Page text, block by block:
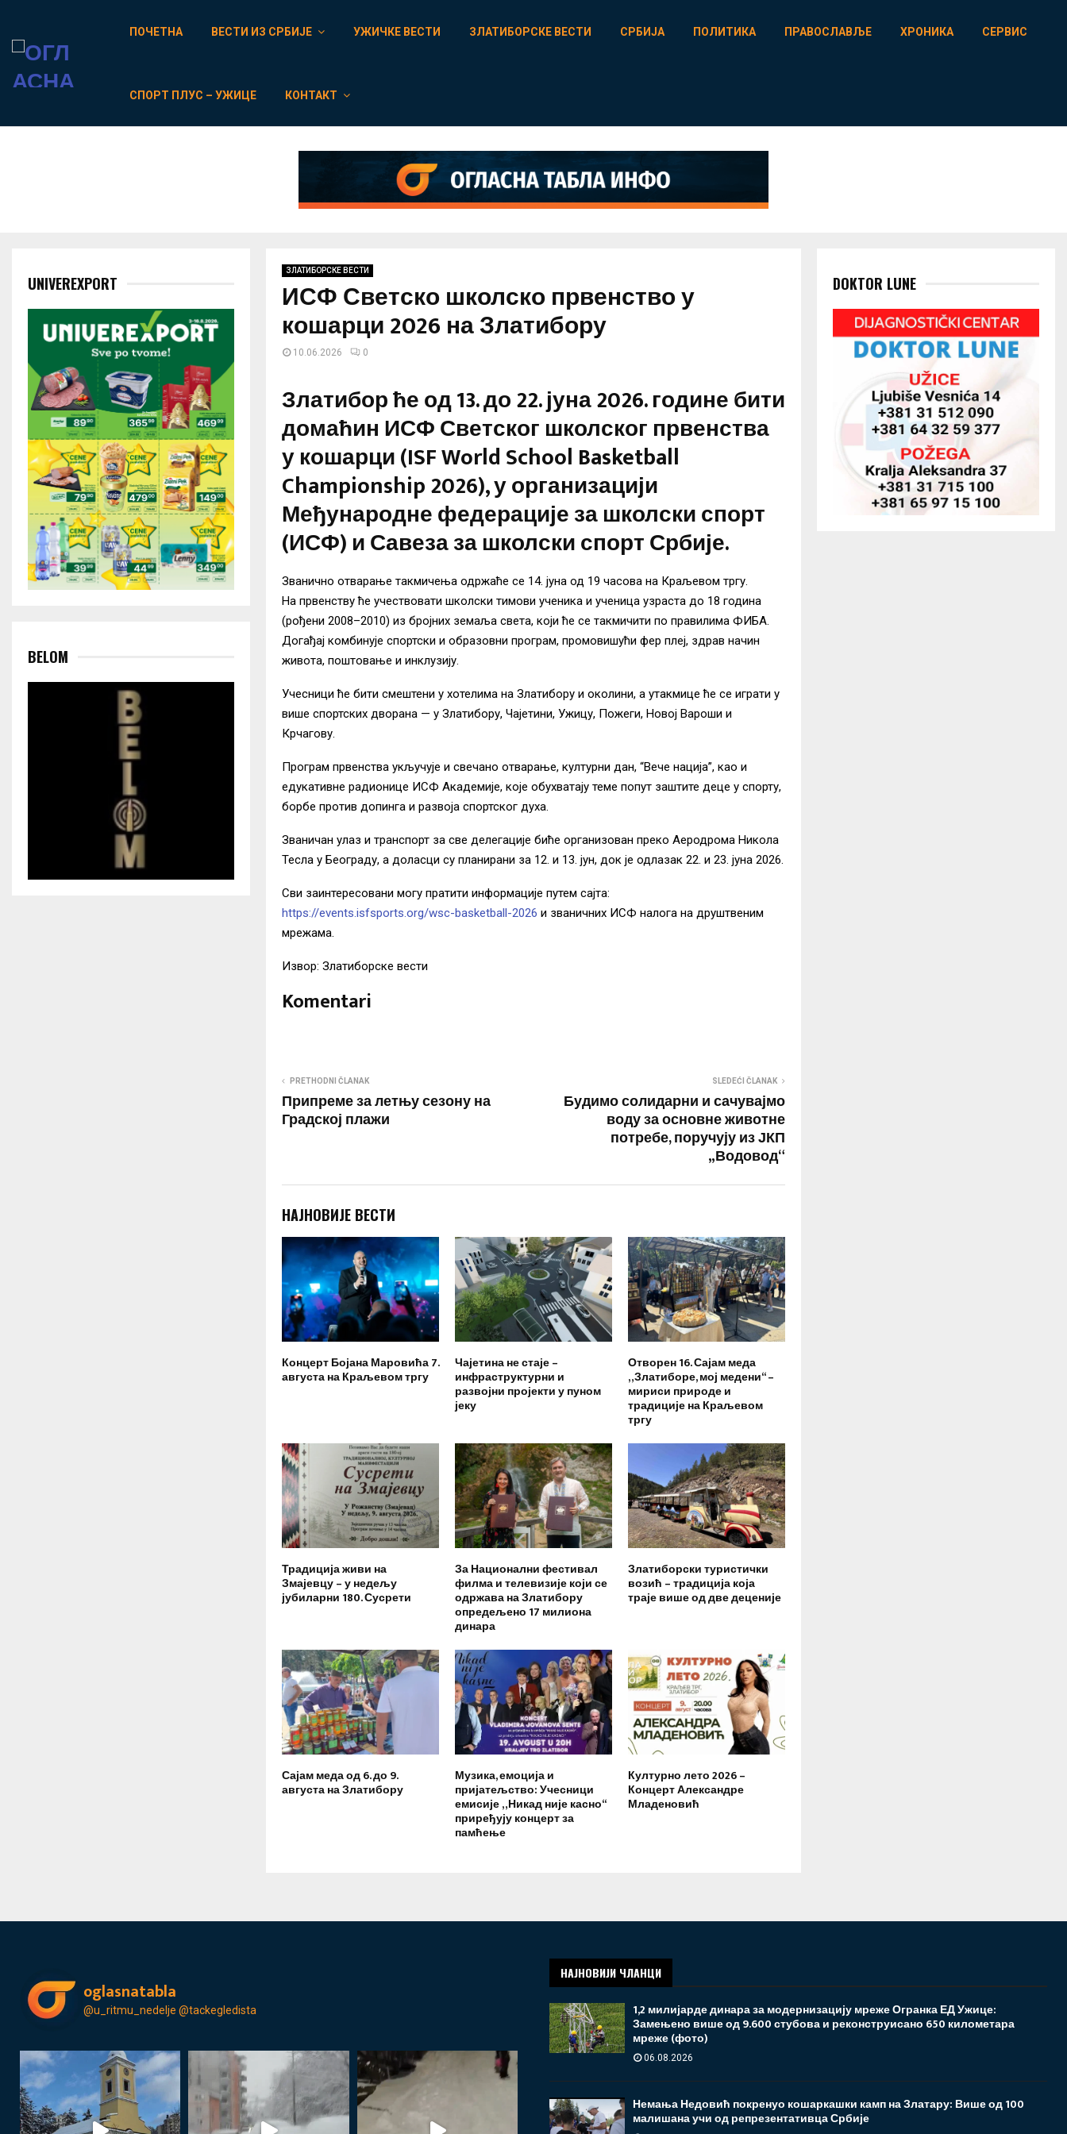
ПОЧЕТНА ВЕСТИ ИЗ СРБИЈЕ УЖИЧКЕ ВЕСТИ ЗЛАТИБОРСКЕ ВЕСТИ СРБИЈА ПОЛИТИКА ПРАВОСЛАВЉЕ ХРОНИКА СЕРВИС
СПОРТ ПЛУС – УЖИЦЕ КОНТАКТ
ЗЛАТИБОРСКЕ ВЕСТИ
ИСФ Светско школско првенство у
кошарци 2026 на Златибору
10.06.2026 0
Златибор ће од 13. до 22. јуна 2026. године бити
домаћин ИСФ Светског школског првенства
у кошарци (ISF World School Basketball
Championship 2026), у организацији
Међународне федерације за школски спорт
(ИСФ) и Савеза за школски спорт Србије.
Званично отварање такмичења одржаће се 14. јуна од 19 часова на Краљевом тргу.
На првенству ће учествовати школски тимови ученика и ученица узраста до 18 година
(рођени 2008–2010) из бројних земаља света, који ће се такмичити по правилима ФИБА.
Догађај комбинује спортски и образовни програм, промовишући фер плеј, здрав начин
живота, поштовање и инклузију.
Учесници ће бити смештени у хотелима на Златибору и околини, а утакмице ће се играти у
више спортских дворана — у Златибору, Чајетини, Ужицу, Пожеги, Новој Вароши и
Крчагову.
Програм првенства укључује и свечано отварање, културни дан, “Вече нација”, као и
едукативне радионице ИСФ Академије, које обухватају теме попут заштите деце у спорту,
борбе против допинга и развоја спортског духа.
Званичан улаз и транспорт за све делегације биће организован преко Аеродрома Никола
Тесла у Београду, а доласци су планирани за 12. и 13. јун, док је одлазак 22. и 23. јуна 2026.
Сви заинтересовани могу пратити информације путем сајта:
https://events.isfsports.org/wsc-basketball-2026 и званичних ИСФ налога на друштвеним
мрежама.
Извор: Златиборске вести
Komentari
PRETHODNI ČLANAK
Припреме за летњу сезону на
Градској плажи
SLEDEĆI ČLANAK
Будимо солидарни и сачувајмо
воду за основне животне
потребе, поручују из ЈКП
„Водовод“
НАЈНОВИЈЕ ВЕСТИ
Концерт Бојана Маровића 7.
августа на Краљевом тргу
Чајетина не стаје –
инфраструктурни и
развојни пројекти у пуном
јеку
Отворен 16. Сајам меда
„Златиборе, мој медени“ –
мириси природе и
традиције на Краљевом
тргу
Традиција живи на
Змајевцу – у недељу
јубиларни 180. Сусрети
За Национални фестивал
филма и телевизије који се
одржава на Златибору
опредељено 17 милиона
динара
Златиборски туристички
возић – традиција која
траје више од две деценије
Сајам меда од 6. до 9.
августа на Златибору
Музика, емоција и
пријатељство: Учесници
емисије „Никад није касно“
приређују концерт за
памћење
Културно лето 2026 –
Концерт Александре
Младеновић
UNIVEREXPORT
BELOM
DOKTOR LUNE
oglasnatabla
@u_ritmu_nedelje @tackegledista
НАЈНОВИЈИ ЧЛАНЦИ
1,2 милијарде динара за модернизацију мреже Огранка ЕД Ужице:
Замењено више од 9.600 стубова и реконструисано 650 километара
мреже (фото)
06.08.2026
Немања Недовић покренуо кошаркашки камп на Златару: Више од 100
малишана учи од репрезентативца Србије